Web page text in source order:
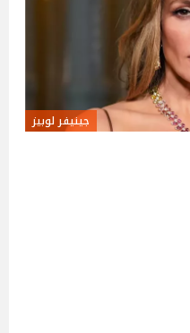
جينيفر لوبيز